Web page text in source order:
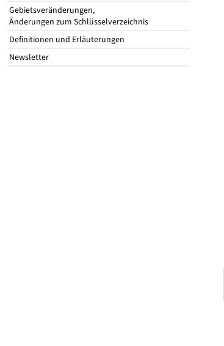
Gebietsveränderungen,
Änderungen zum Schlüsselverzeichnis
Definitionen und Erläuterungen
Newsletter